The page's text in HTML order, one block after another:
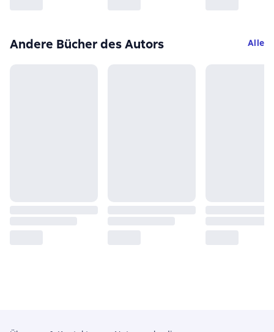
Andere Bücher des Autors Alle